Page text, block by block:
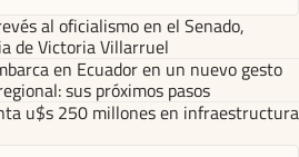
al oficialismo en el Senado,
de Victoria Villarruel
en Ecuador en un nuevo gesto
sus próximos pasos
u$s 250 millones en infraestructura